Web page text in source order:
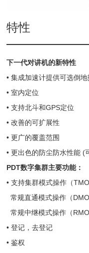
特性
下一代对讲机的新特性
• 集成加速计提供可选倒
• 室内定位
• 支持北斗和GPS定位
• 改善的可扩展性
• 更广的覆盖范围
• 更出色的防尘防水性能 (
PDT数字集群主要功能：
• 支持集群模式操作（TMO
常规直通模式操作（DMO
常规中继模式操作（RMO
• 登记，去登记
• 鉴权